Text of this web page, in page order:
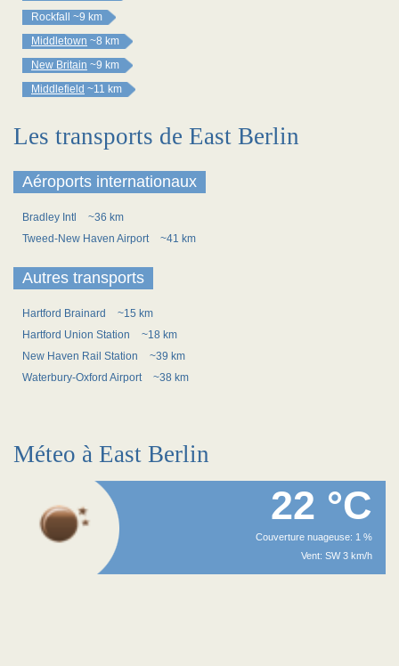
Rockfall
~9 km
Middletown ~8 km
New Britain ~9 km
Middlefield ~11 km
Les transports de East Berlin
Aéroports internationaux
Bradley Intl
~36 km
Tweed-New Haven Airport
~41 km
Autres transports
Hartford Brainard
~15 km
Hartford Union Station
~18 km
New Haven Rail Station
~39 km
Waterbury-Oxford Airport
~38 km
Méteo à East Berlin
22 °C
Couverture nuageuse: 1 %
Vent: SW 3 km/h